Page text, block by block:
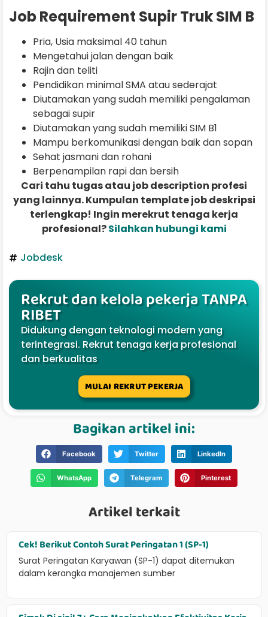
Job Requirement Supir Truk SIM B
Pria, Usia maksimal 40 tahun
Mengetahui jalan dengan baik
Rajin dan teliti
Pendidikan minimal SMA atau sederajat
Diutamakan yang sudah memiliki pengalaman
sebagai supir
Diutamakan yang sudah memiliki SIM B1
Mampu berkomunikasi dengan baik dan sopan
Sehat jasmani dan rohani
Berpenampilan rapi dan bersih
Cari tahu tugas atau job description profesi
yang lainnya. Kumpulan template job deskripsi
terlengkap! Ingin merekrut tenaga kerja
profesional?Silahkan hubungi kami
Jobdesk
Rekrut dan kelola pekerja TANPA
RIBET
Didukung dengan teknologi modern yang
terintegrasi. Rekrut tenaga kerja profesional
dan berkualitas
MULAI REKRUT PEKERJA
Bagikan artikel ini:
Facebook Twitter LinkedIn
WhatsApp Telegram Pinterest
Artikel terkait
Cek! Berikut Contoh Surat Peringatan 1 (SP-1)
Surat Peringatan Karyawan (SP-1) dapat ditemukan
dalam kerangka manajemen sumber